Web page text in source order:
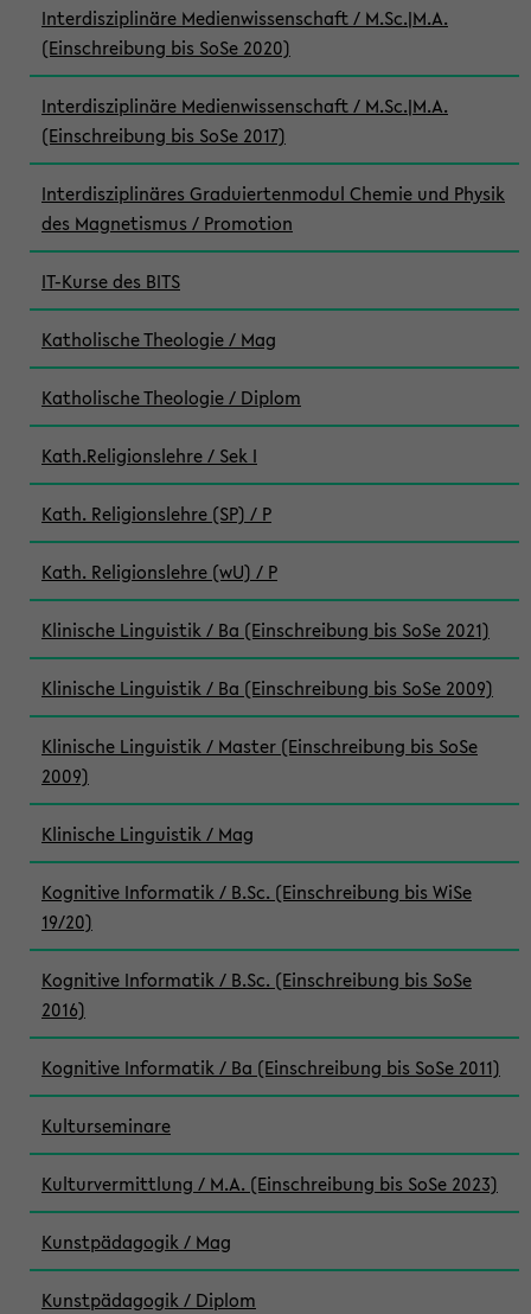
Interdisziplinäre Medienwissenschaft / M.Sc.|M.A.
(Einschreibung bis SoSe 2020)
Interdisziplinäre Medienwissenschaft / M.Sc.|M.A.
(Einschreibung bis SoSe 2017)
Interdisziplinäres Graduiertenmodul Chemie und Physik
des Magnetismus / Promotion
IT-Kurse des BITS
Katholische Theologie / Mag
Katholische Theologie / Diplom
Kath.Religionslehre / Sek I
Kath. Religionslehre (SP) / P
Kath. Religionslehre (wU) / P
Klinische Linguistik / Ba (Einschreibung bis SoSe 2021)
Klinische Linguistik / Ba (Einschreibung bis SoSe 2009)
Klinische Linguistik / Master (Einschreibung bis SoSe
2009)
Klinische Linguistik / Mag
Kognitive Informatik / B.Sc. (Einschreibung bis WiSe
19/20)
Kognitive Informatik / B.Sc. (Einschreibung bis SoSe
2016)
Kognitive Informatik / Ba (Einschreibung bis SoSe 2011)
Kulturseminare
Kulturvermittlung / M.A. (Einschreibung bis SoSe 2023)
Kunstpädagogik / Mag
Kunstpädagogik / Diplom